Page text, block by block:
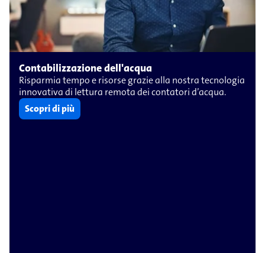
Contabilizzazione dell'acqua
Risparmia tempo e risorse grazie alla nostra tecnologia
innovativa di lettura remota dei contatori d’acqua.
Scopri di più